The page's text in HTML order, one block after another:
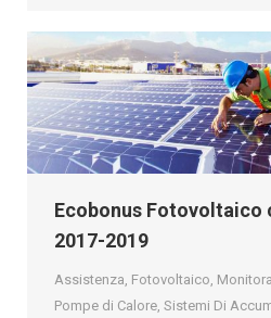
Ecobonus Fotovoltaico
2017-2019
Assistenza Fotovoltaico
Pompe di Calore Sistemi Di